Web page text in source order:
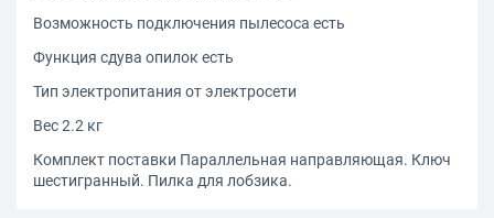
Возможность подключения пылесоса есть
Функция сдува опилок есть
Тип электропитания от электросети
Вес 2.2 кг
Комплект поставки Параллельная направляющая. Ключ
шестигранный. Пилка для лобзика.